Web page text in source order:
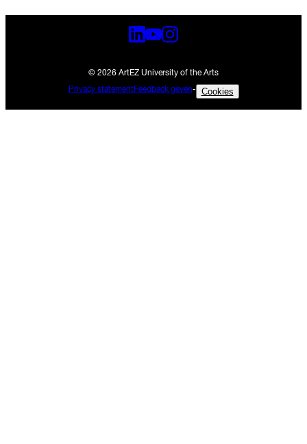
© 2026 ArtEZ University of the Arts
Privacy statementFeedback geven- Cookies